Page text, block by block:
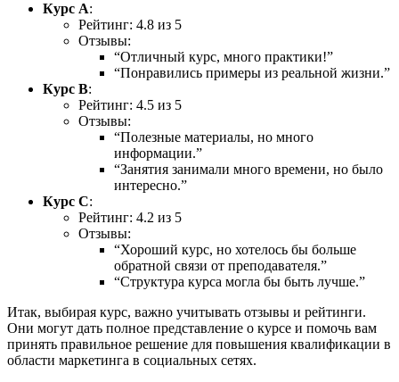
Курс A:
Рейтинг: 4.8 из 5
Отзывы:
“Отличный курс, много практики!”
“Понравились примеры из реальной жизни.”
Курс B:
Рейтинг: 4.5 из 5
Отзывы:
“Полезные материалы, но много
информации.”
“Занятия занимали много времени, но было
интересно.”
Курс C:
Рейтинг: 4.2 из 5
Отзывы:
“Хороший курс, но хотелось бы больше
обратной связи от преподавателя.”
“Структура курса могла бы быть лучше.”
Итак, выбирая курс, важно учитывать отзывы и рейтинги.
Они могут дать полное представление о курсе и помочь вам
принять правильное решение для повышения квалификации в
области маркетинга в социальных сетях.